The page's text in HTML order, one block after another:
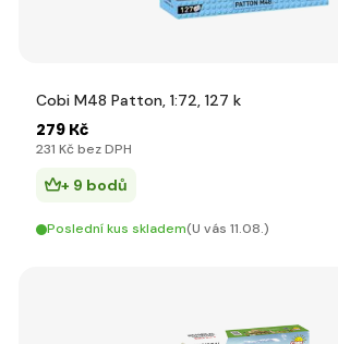
Cobi M48 Patton, 1:72, 127 k
279 Kč
231 Kč bez DPH
+ 9 bodů
Poslední kus skladem(U vás 11.08.)